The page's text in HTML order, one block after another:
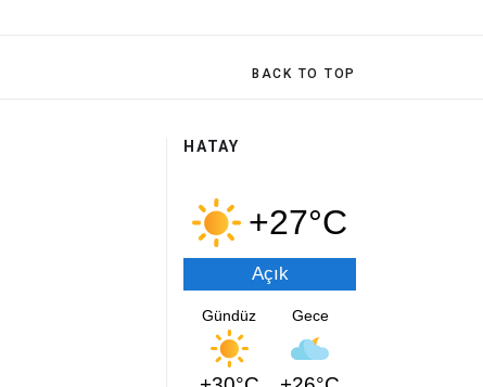
BACK TO TOP
HATAY
+27°C
Açık
Gündüz Gece